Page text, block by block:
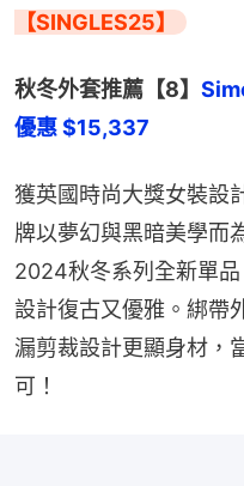
【SINGLES25】
秋冬外套推薦【8】
優惠 $15,337
獲英國時尚大獎女裝設
牌以夢幻與黑暗美學而
2024秋冬系列全新單
設計復古又優雅。綁帶
漏剪裁設計更顯身材，
可！